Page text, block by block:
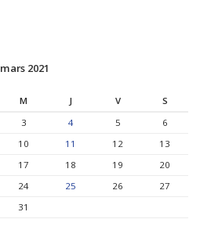
mars 2021
M J V
S
3 4 5
6
10 11 12
13
17 18 19
20
24 25 26
27
31